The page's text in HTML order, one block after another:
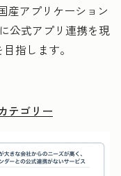
産アプリケーション
公式アプリ連携を現
指します。
テゴリー